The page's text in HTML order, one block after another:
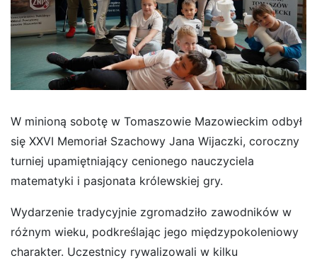
W minioną sobotę w Tomaszowie Mazowieckim odbył
się XXVI Memoriał Szachowy Jana Wijaczki, coroczny
turniej upamiętniający cenionego nauczyciela
matematyki i pasjonata królewskiej gry.
Wydarzenie tradycyjnie zgromadziło zawodników w
różnym wieku, podkreślając jego międzypokoleniowy
charakter. Uczestnicy rywalizowali w kilku